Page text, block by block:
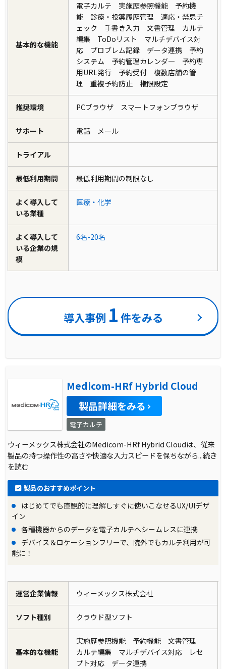
基本的な機能
電子カルテ 実施歴参照機能 予約機
能 診療・投薬履歴管理 適応・禁忌チ
ェック 手書き入力 文書管理 カルテ
編集 ToDoリスト マルチデバイス対
応 プロブレム記録 データ連携 予約
システム 予約管理カレンダ― 予約専
用URL発行 予約受付 複数店舗の管
理 重複予約防止 権限設定
推奨環境 PCブラウザ スマートフォンブラウザ
サポート 電話 メール
トライアル
最低利用期間 最低利用期間の制限なし
よく導入して
いる業種
医療・化学
よく導入して
いる企業の規
模
6名-20名
導入事例 1 件をみる
Medicom-HRf Hybrid Cloud
製品詳細をみる
電子カルテ
ウィーメックス株式会社のMedicom-HRf Hybrid Cloudは、従来
製品の持つ操作性の高さや快適な入力スピードを保ちながら...続き
を読む
製品のおすすめポイント
はじめてでも直観的に理解しすぐに使いこなせるUX/UIデザ
イン
各種機器からのデータを電子カルテへシームレスに連携
デバイス＆ロケーションフリーで、院外でもカルテ利用が可
能に！
運営企業情報 ウィーメックス株式会社
ソフト種別 クラウド型ソフト
基本的な機能
実施歴参照機能 予約機能 文書管理
カルテ編集 マルチデバイス対応 レセ
プト対応 データ連携